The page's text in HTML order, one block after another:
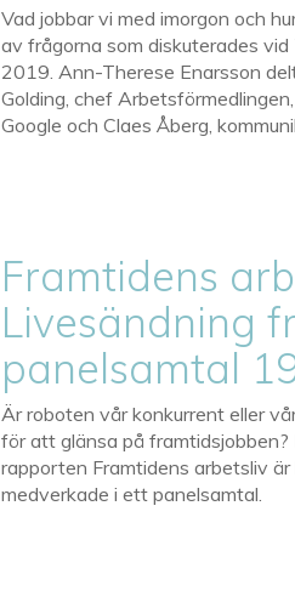
Vad jobbar vi med imorgon och
av frågorna som diskuterades
2019. Ann-Therese Enarsson
Golding, chef
Google och Claes Åberg,
Framtidens
Livesändning
panelsamtal
Är roboten vår konkurrent eller
för att glänsa på
rapporten Framtidens arbetsliv
medverkade i ett panelsamtal.